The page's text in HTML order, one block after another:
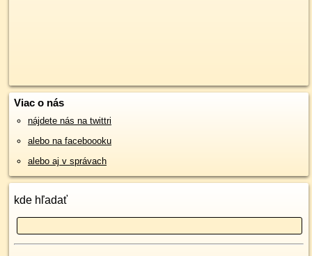
Viac o nás
nájdete nás na twittri
alebo na faceboooku
alebo aj v správach
kde hľadať